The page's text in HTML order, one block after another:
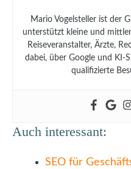
Mario Vogelsteller ist der
unterstützt kleine und
Reiseveranstalter, Ärzte,
dabei, über Google und KI-
qualifizierte
Auch interessant:
SEO für